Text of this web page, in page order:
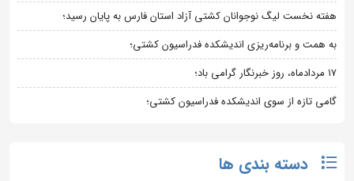
هفته نخست لیگ نوجوانان کشتی آزاد استان فارس به پایان رسید؛
به همت و برنامه‌ریزی اندیشکده فدراسیون کشتی؛
۱۷ مردادماه، روز خبرنگار گرامی باد؛
گامی تازه از سوی اندیشکده فدراسیون کشتی؛
دسته بندی ها